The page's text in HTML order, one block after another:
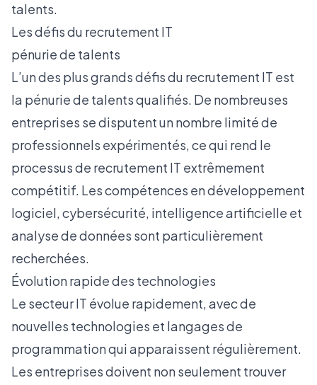
talents.
Les défis du recrutement IT
pénurie de talents
L’un des plus grands défis du recrutement IT est
la pénurie de talents qualifiés. De nombreuses
entreprises se disputent un nombre limité de
professionnels expérimentés, ce qui rend le
processus de recrutement IT extrêmement
compétitif. Les compétences en développement
logiciel, cybersécurité, intelligence artificielle et
analyse de données sont particulièrement
recherchées.
Évolution rapide des technologies
Le secteur IT évolue rapidement, avec de
nouvelles technologies et langages de
programmation qui apparaissent régulièrement.
Les entreprises doivent non seulement trouver